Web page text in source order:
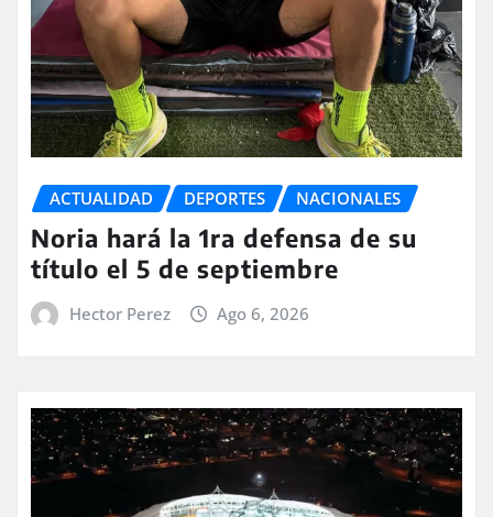
ACTUALIDAD DEPORTES NACIONALES
Noria hará la 1ra defensa de su
título el 5 de septiembre
Hector Perez Ago 6, 2026